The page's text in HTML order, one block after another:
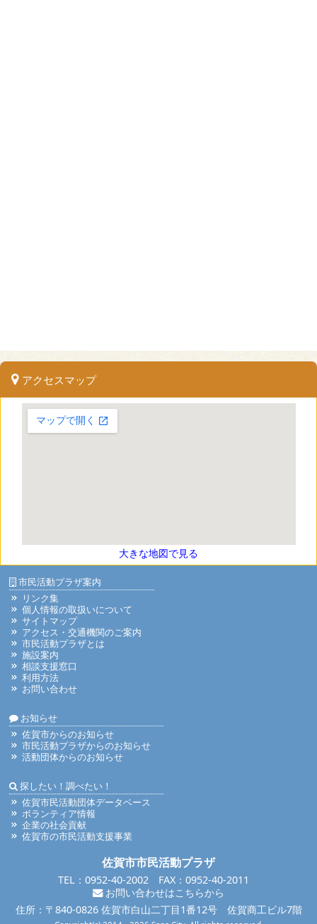
アクセスマップ
大きな地図で見る
市民活動プラザ案内
リンク集
個人情報の取扱いについて
サイトマップ
アクセス・交通機関のご案内
市民活動プラザとは
施設案内
相談支援窓口
利用方法
お問い合わせ
お知らせ
佐賀市からのお知らせ
市民活動プラザからのお知らせ
活動団体からのお知らせ
探したい！調べたい！
佐賀市民活動団体データベース
ボランティア情報
企業の社会貢献
佐賀市の市民活動支援事業
佐賀市市民活動プラザ
TEL：0952-40-2002 FAX：0952-40-2011
お問い合わせはこちらから
住所：〒840-0826 佐賀市白山二丁目1番12号 佐賀商工ビル7階